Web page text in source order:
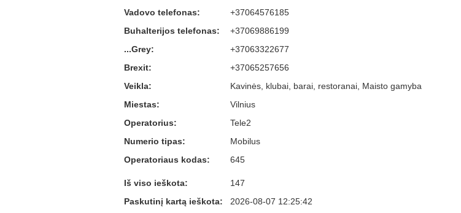
Vadovo telefonas:
+37064576185
Buhalterijos telefonas:
+37069886199
...Grey:
+37063322677
Brexit:
+37065257656
Veikla:
Kavinės, klubai, barai, restoranai, Maisto gamyba
Miestas:
Vilnius
Operatorius:
Tele2
Numerio tipas:
Mobilus
Operatoriaus kodas:
645
Iš viso ieškota:
147
Paskutinį kartą ieškota:
2026-08-07 12:25:42